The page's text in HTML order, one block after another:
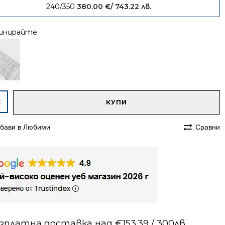
240/350380.00€/ 743.22 лв.
КУПИ
в Любими Сравни